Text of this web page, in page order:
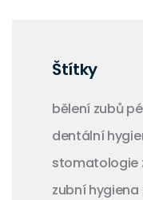
Štítky
bělení zubů
dentální
stomatologie
zubní hygiena